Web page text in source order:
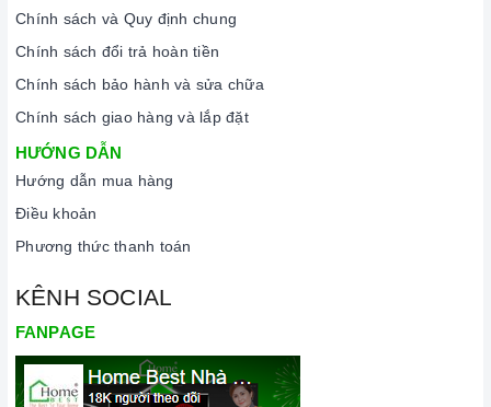
Chính sách và Quy định chung
Chính sách đổi trả hoàn tiền
Chính sách bảo hành và sửa chữa
Chính sách giao hàng và lắp đặt
HƯỚNG DẪN
Hướng dẫn mua hàng
Điều khoản
Phương thức thanh toán
KÊNH SOCIAL
FANPAGE